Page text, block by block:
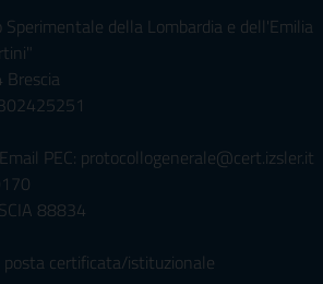
della Lombardia e dell'Emilia
PEC: protocollogenerale@cert.izsler.it
88834
posta certificata/istituzionale